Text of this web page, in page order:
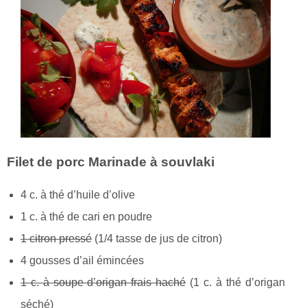
Filet de porc Marinade à souvlaki
4 c. à thé d’huile d’olive
1 c. à thé de cari en poudre
1 citron pressé (1/4 tasse de jus de citron)
4 gousses d’ail émincées
1 c. à soupe d’origan frais haché(1 c. à thé d’origan
séché)